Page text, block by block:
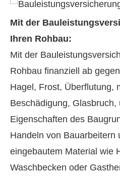
Mit der
Ihren Rohbau:
Mit der
Rohbau finanziell ab
Hagel, Frost, Überflutung,
Beschädigung, Glasbruch,
Eigenschaften des
Handeln von Bauarbeitern
eingebautem Material wie
Waschbecken oder